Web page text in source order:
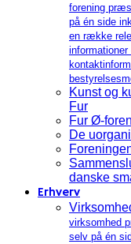
forening
på én side
en række
informationer
Kunst og
Fur
Fur Ø-
De
danske
Erhverv
virksomhed
selv på én